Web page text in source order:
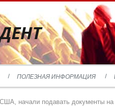
ПОЛЕЗНАЯ ИНФОРМАЦИЯ
начали подавать документы на